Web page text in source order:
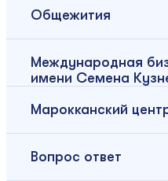
Общежития
Международная
имени Семена
Марокканский
Вопрос ответ